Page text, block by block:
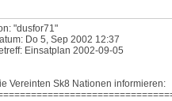
"dusfor71"
Do 5, Sep 2002 12:37
Einsatplan 2002-09-05
Vereinten Sk8 Nationen informieren: